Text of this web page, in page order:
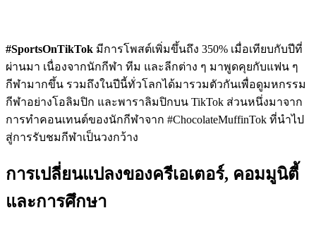
#SportsOnTikTok มีการโพสต์เพิ่มขึ้นถึง 350% เมื่อเทียบกับปีที่
ผ่านมา เนื่องจากนักกีฬา ทีม และลีกต่าง ๆ มาพูดคุยกับแฟน ๆ
กีฬามากขึ้น รวมถึงในปีนี้ทั่วโลกได้มารวมตัวกันเพื่อดูมหกรรม
กีฬาอย่างโอลิมปิก และพาราลิมปิกบน TikTok ส่วนหนึ่งมาจาก
การทำคอนเทนต์ของนักกีฬาจาก #ChocolateMuffinTok ที่นำไป
สู่การรับชมกีฬาเป็นวงกว้าง
การเปลี่ยนแปลงของครีเอเตอร์, คอมมูนิตี้
และการศึกษา